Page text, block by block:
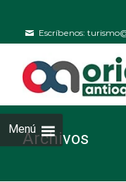
Escríbenos:
MenúArchivos